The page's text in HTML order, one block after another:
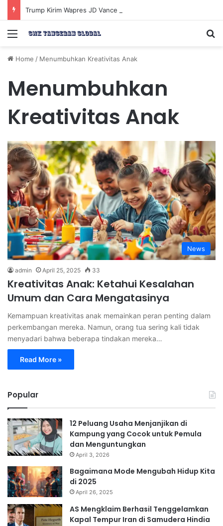
Menu
Home / Menumbuhkan Kreativitas Anak
Menumbuhkan
Kreativitas Anak
News
admin April 25, 2025 33
Kreativitas Anak: Ketahui Kesalahan
Umum dan Cara Mengatasinya
Kemampuan kreativitas anak memainkan peran penting dalam
perkembangan mereka. Namun, orang tua sering kali tidak
menyadari bahwa beberapa tindakan mereka…
Read More »
Popular
12 Peluang Usaha Menjanjikan di
Kampung yang Cocok untuk Pemula
dan Menguntungkan
April 3, 2026
Bagaimana Mode Mengubah Hidup Kita
di 2025
April 26, 2025
AS Mengklaim Berhasil Tenggelamkan
Kapal Tempur Iran di Samudera Hindia